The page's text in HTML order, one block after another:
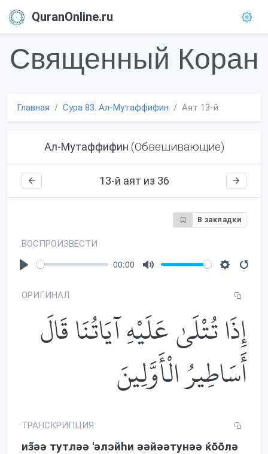
QuranOnline.ru
Священный Коран
Главная Сура 83. Ал-Мутаффифин Аят 13-й
Ал-Мутаффифин (Обвешивающие)
13-й аят из 36
В закладки
ВОСПРОИЗВЕСТИ
l
00:00
e
t
s
ОРИГИНАЛ
إِذَا تُتْلَىٰ عَلَيْهِ آيَاتُنَا قَالَ
أَسَاطِيرُ الْأَوَّلِينَ
ТРАНСКРИПЦИЯ
из̃əə тутлəə 'əлэйhи əəйəəтунəə ќōōлə